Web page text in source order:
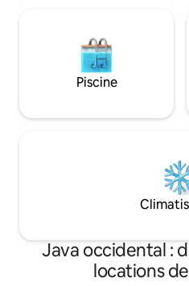
Piscine
Java occidental :
locations